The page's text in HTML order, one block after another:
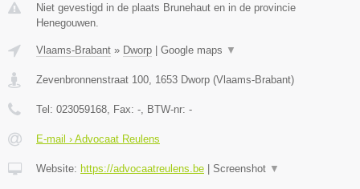
Niet gevestigd in de plaats Brunehaut en in de provincie
Henegouwen.
Vlaams-Brabant » Dworp Google maps ▼
Zevenbronnenstraat 100 1653 Dworp (Vlaams-Brabant)
Tel: 023059168 , Fax: - , BTW-nr: -
E-mail › Advocaat Reulens
Website: https://advocaatreulens.be Screenshot ▼